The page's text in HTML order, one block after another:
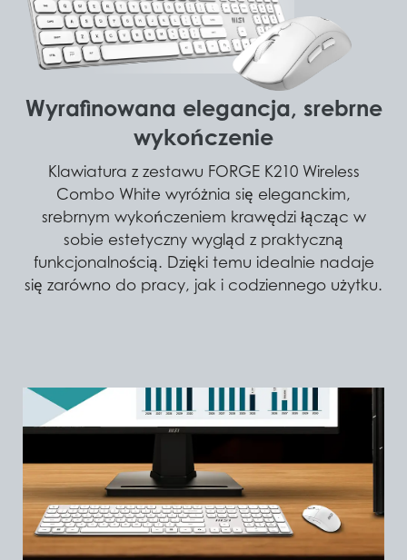
Wyrafinowana elegancja, srebrne
wykończenie
Klawiatura z zestawu FORGE K210 Wireless
Combo White wyróżnia się eleganckim,
srebrnym wykończeniem krawędzi łącząc w
sobie estetyczny wygląd z praktyczną
funkcjonalnością. Dzięki temu idealnie nadaje
się zarówno do pracy, jak i codziennego użytku.